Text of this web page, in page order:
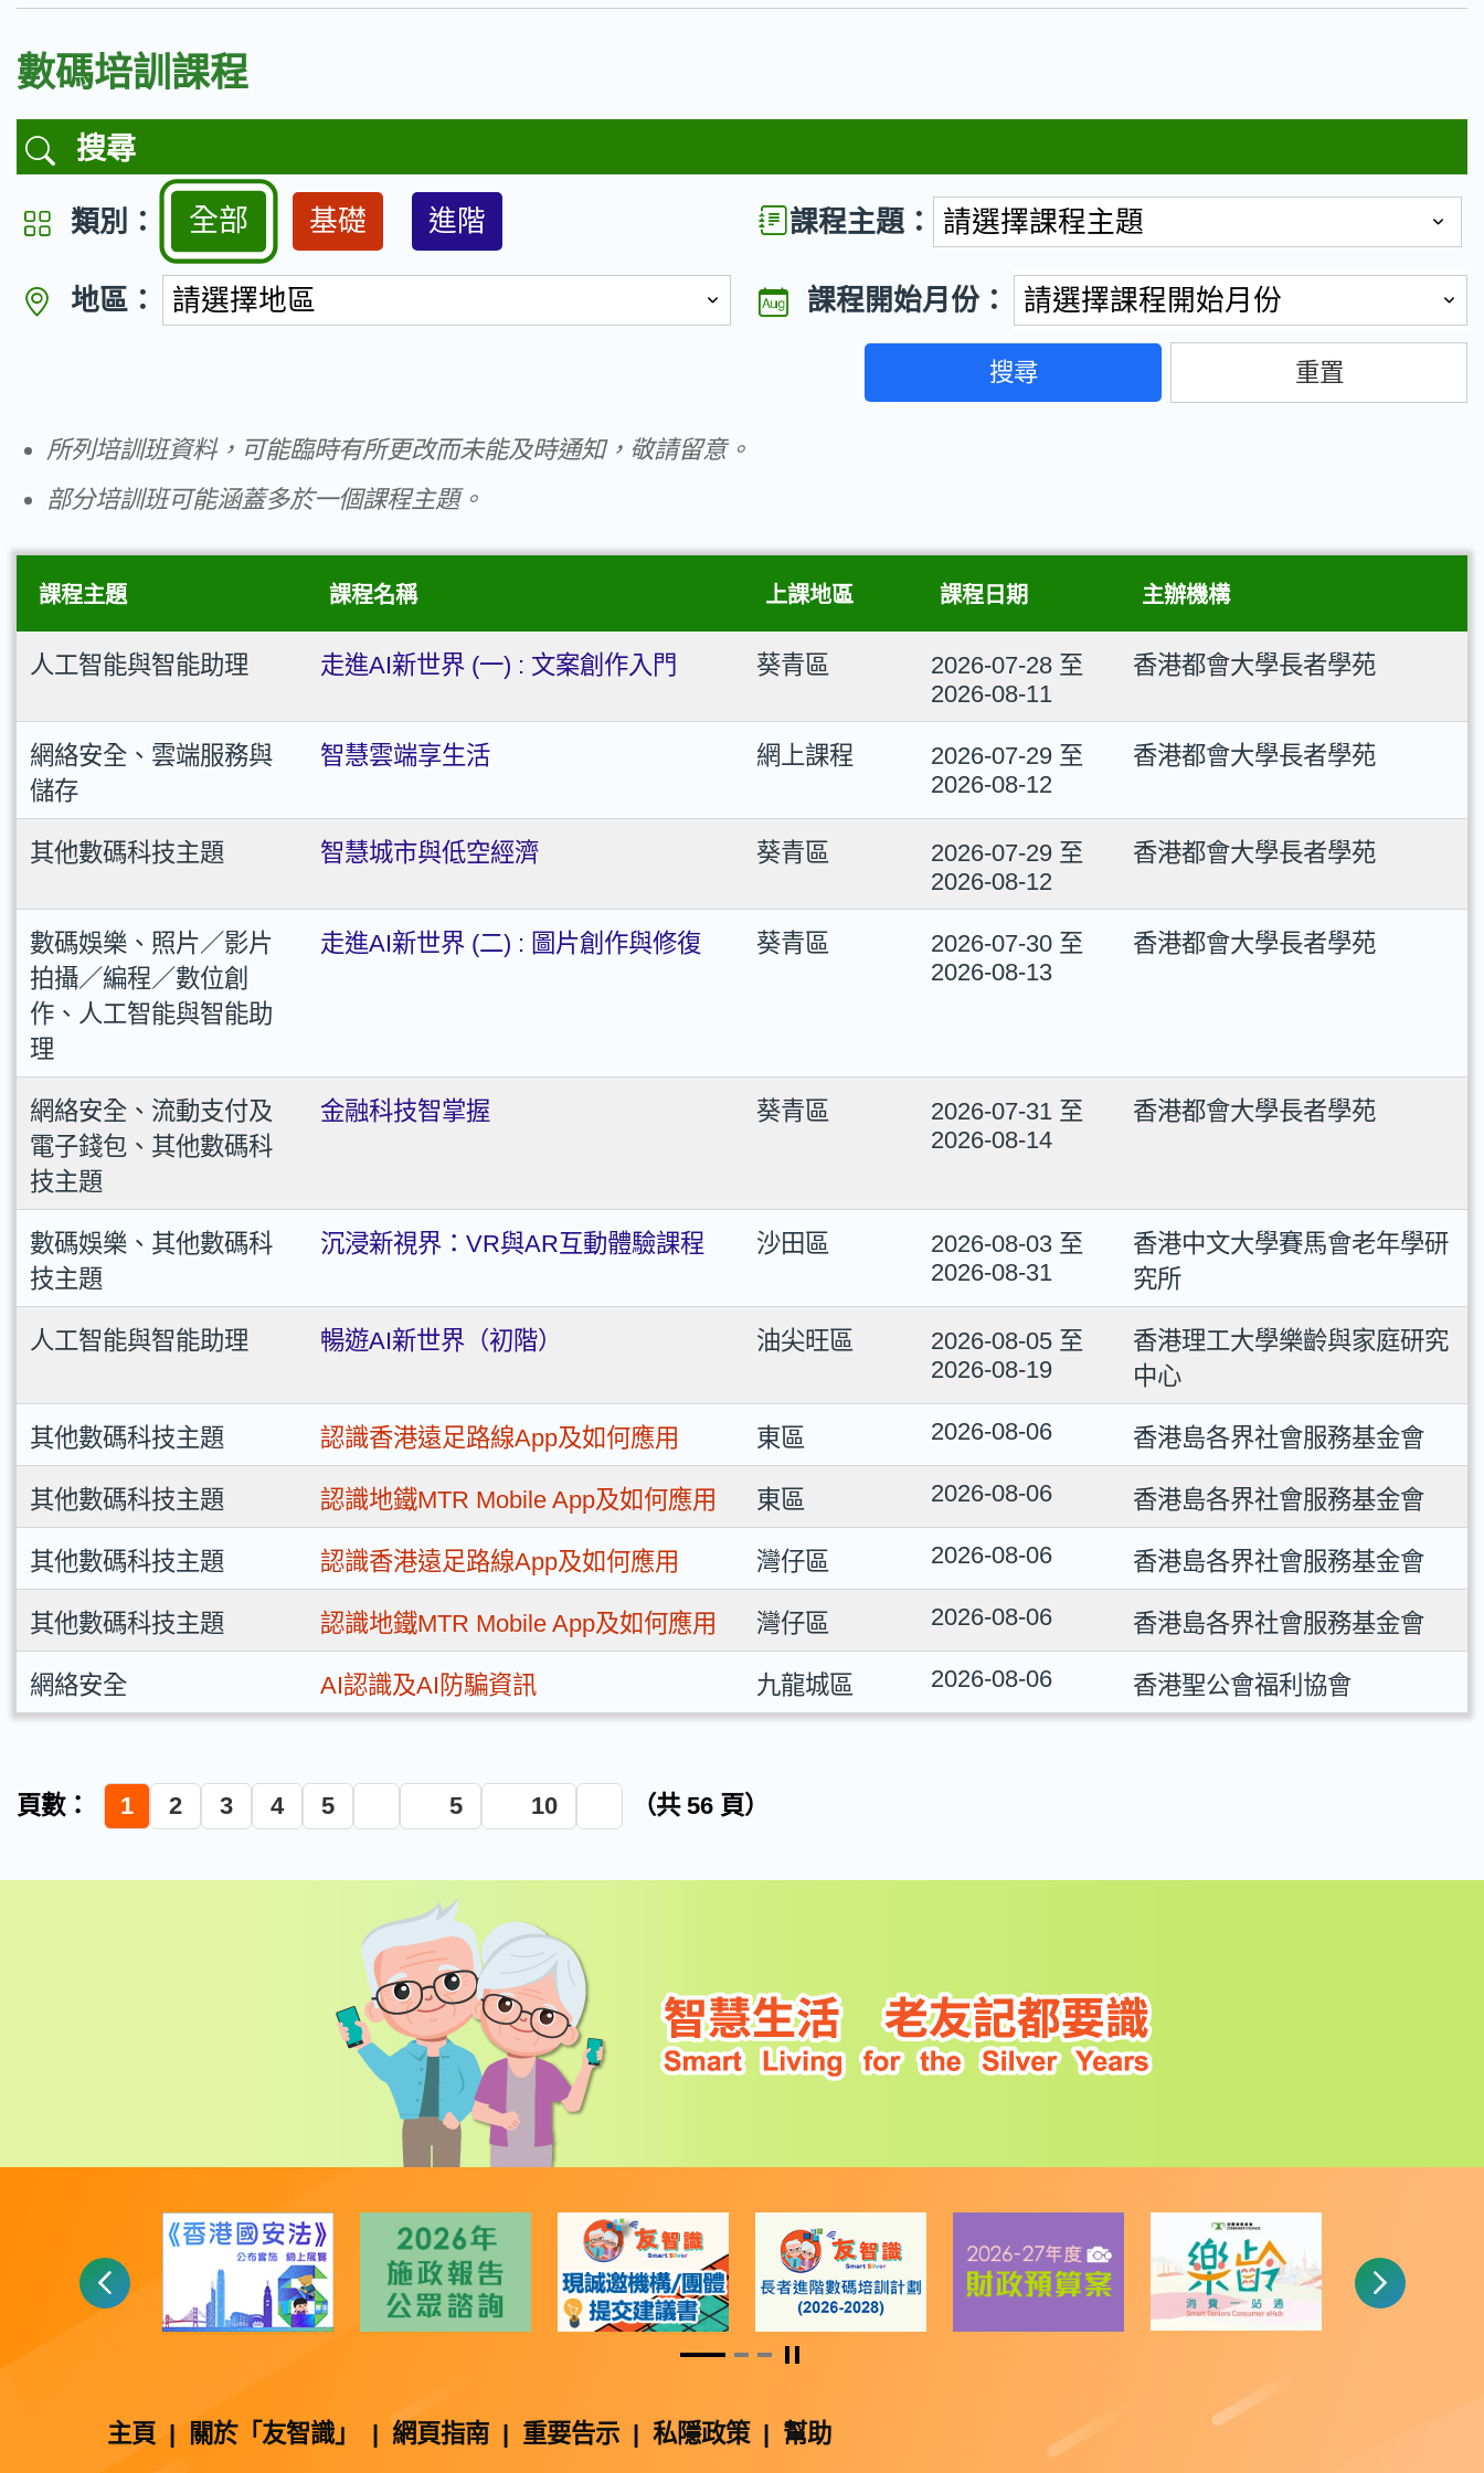
數碼培訓課程
搜尋
類別： 全部 基礎 進階 課程主題： 請選擇課程主題
地區： 請選擇地區
中西區
灣仔區
九龍城區
油尖旺區
深水埗區
黃大仙區
觀塘區
大埔區
元朗區
屯門區
西貢區
荃灣區
葵青區
離島區
課程開始月份： 請選擇課程開始月份
搜尋 重置
所列培訓班資料，可能臨時有所更改而未能及時通知，敬請留意。
部分培訓班可能涵蓋多於一個課程主題。
課程主題 課程名稱 上課地區 課程日期 主辦機構
人工智能與智能助理 走進AI新世界 (一) : 文案創作入門 葵青區
2026-07-28 至
2026-08-11
香港都會大學長者學苑
網絡安全、雲端服務與
儲存
智慧雲端享生活 網上課程
2026-07-29 至
2026-08-12
香港都會大學長者學苑
其他數碼科技主題 智慧城市與低空經濟 葵青區
2026-07-29 至
2026-08-12
香港都會大學長者學苑
數碼娛樂、照片／影片
拍攝／編程／數位創
作、人工智能與智能助
理
走進AI新世界 (二) : 圖片創作與修復 葵青區
2026-07-30 至
2026-08-13
香港都會大學長者學苑
網絡安全、流動支付及
電子錢包、其他數碼科
技主題
金融科技智掌握 葵青區
2026-07-31 至
2026-08-14
香港都會大學長者學苑
數碼娛樂、其他數碼科
技主題
沉浸新視界：VR與AR互動體驗課程 沙田區
2026-08-03 至
2026-08-31
香港中文大學賽馬會老年學研
究所
人工智能與智能助理 暢遊AI新世界（初階） 油尖旺區
2026-08-05 至
2026-08-19
香港理工大學樂齡與家庭研究
中心
其他數碼科技主題 認識香港遠足路線App及如何應用 東區 2026-08-06 香港島各界社會服務基金會
其他數碼科技主題 認識地鐵MTR Mobile App及如何應用 東區 2026-08-06 香港島各界社會服務基金會
其他數碼科技主題 認識香港遠足路線App及如何應用 灣仔區 2026-08-06 香港島各界社會服務基金會
其他數碼科技主題 認識地鐵MTR Mobile App及如何應用 灣仔區 2026-08-06 香港島各界社會服務基金會
網絡安全 AI認識及AI防騙資訊 九龍城區 2026-08-06 香港聖公會福利協會
頁數： 1 2 3 4 5 5 10 （共 56 頁）
暫停
主頁 | 關於「友智識」 | 網頁指南 | 重要告示 | 私隱政策 | 幫助